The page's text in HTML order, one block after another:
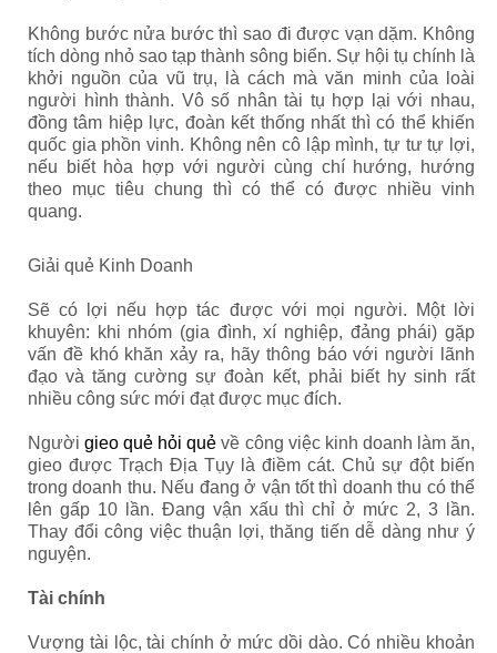
Không bước nửa bước thì sao đi được vạn dặm. Không
tích dòng nhỏ sao tạp thành sông biển. Sự hội tụ chính là
khởi nguồn của vũ trụ, là cách mà văn minh của loài
người hình thành. Vô số nhân tài tụ hợp lại với nhau,
đồng tâm hiệp lực, đoàn kết thống nhất thì có thể khiến
quốc gia phồn vinh. Không nên cô lập mình, tự tư tự lợi,
nếu biết hòa hợp với người cùng chí hướng, hướng
theo mục tiêu chung thì có thể có được nhiều vinh
quang.
Giải quẻ Kinh Doanh
Sẽ có lợi nếu hợp tác được với mọi người. Một lời
khuyên: khi nhóm (gia đình, xí nghiệp, đảng phái) gặp
vấn đề khó khăn xảy ra, hãy thông báo với người lãnh
đạo và tăng cường sự đoàn kết, phải biết hy sinh rất
nhiều công sức mới đạt được mục đích.
Ngườigieo quẻ hỏi quẻ về công việc kinh doanh làm ăn,
gieo được Trạch Địa Tụy là điềm cát. Chủ sự đột biến
trong doanh thu. Nếu đang ở vận tốt thì doanh thu có thể
lên gấp 10 lần. Đang vận xấu thì chỉ ở mức 2, 3 lần.
Thay đổi công việc thuận lợi, thăng tiến dễ dàng như ý
nguyện.
Tài chính
Vượng tài lộc, tài chính ở mức dồi dào. Có nhiều khoản